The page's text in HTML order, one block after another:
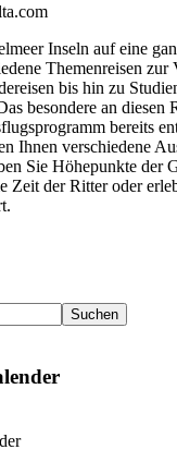
Inseln auf eine
Themenreisen zur
bis hin zu
besondere an diesen
bereits
Ihnen verschiedene
Sie Höhepunkte der
Zeit der Ritter oder
Suchen